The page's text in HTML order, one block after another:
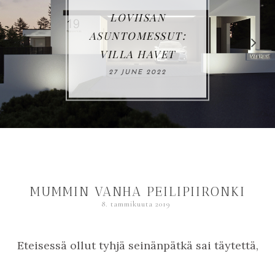
LOVIISAN
ASUNTOMESSUT:
VILLA HAVET
MUMMIN VANHA PEILIPIIRONKI
8. tammikuuta 2019
Eteisessä ollut tyhjä seinänpätkä sai täytettä,